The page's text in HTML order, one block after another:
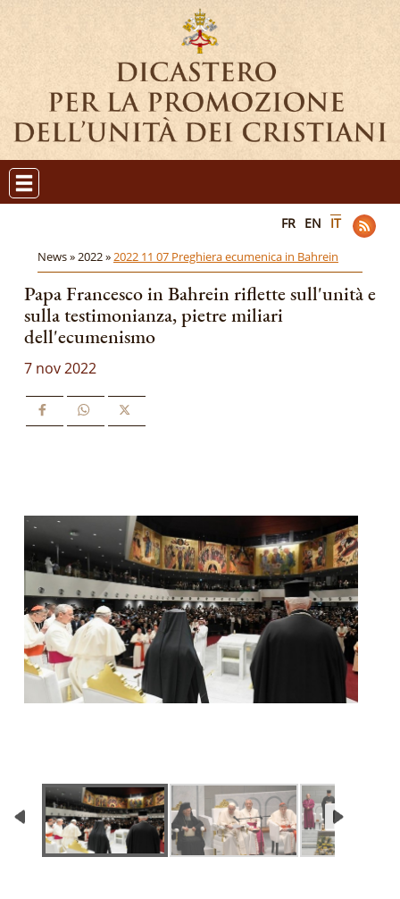
FR EN IT
News »2022 »2022 11 07 Preghiera ecumenica in Bahrein
Papa Francesco in Bahrein riflette sull'unità e
sulla testimonianza, pietre miliari
dell'ecumenismo
7 nov 2022